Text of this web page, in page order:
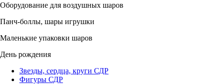
Оборудование для воздушных шаров
Панч-боллы, шары игрушки
Маленькие упаковки шаров
День рождения
Звезды, сердца, круги СДР
Фигуры СДР